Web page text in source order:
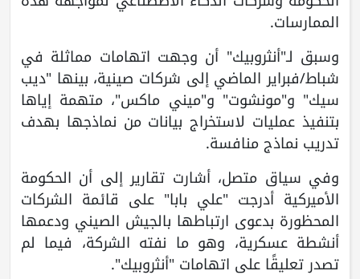
الممارسات.
وسبق لـ"أنثروبيك" أن وجهت اتهامات مماثلة في
شباط/فبراير الماضي إلى شركات صينية، بينها "ديب
سيك" و"مونشوت" و"ميني ماكس"، متهمة إياها
بتنفيذ عمليات لاستخراج بيانات من نماذجها بهدف
تدريب نماذج منافسة.
وفي سياق متصل، أشارت تقارير إلى أن الحكومة
الأميركية أدرجت "علي بابا" على قائمة الشركات
المحظورة بدعوى ارتباطها بالجيش الصيني ودعمها
أنشطة عسكرية، وهو ما نفته الشركة، فيما لم
تصدر تعليقًا على اتهامات "أنثروبيك".